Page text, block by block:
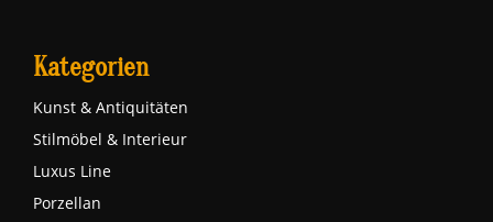
Kategorien
Kunst & Antiquitäten
Stilmöbel & Interieur
Luxus Line
Porzellan